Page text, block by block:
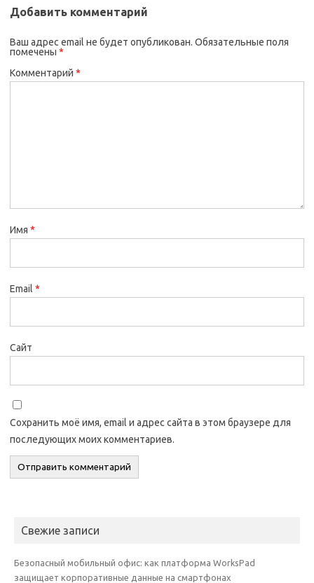
Добавить комментарий
Ваш адрес email не будет опубликован. Обязательные поля
помечены *
Комментарий *
Имя *
Email *
Сайт
Сохранить моё имя, email и адрес сайта в этом браузере для
последующих моих комментариев.
Свежие записи
Безопасный мобильный офис: как платформа WorksPad
защищает корпоративные данные на смартфонах